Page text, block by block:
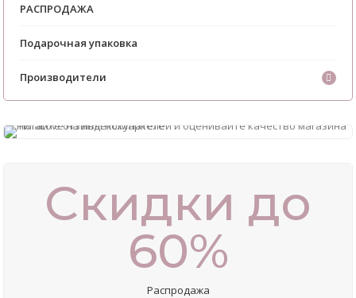
РАСПРОДАЖА
Подарочная упаковка
Производители
Скидки до
60%
Распродажа